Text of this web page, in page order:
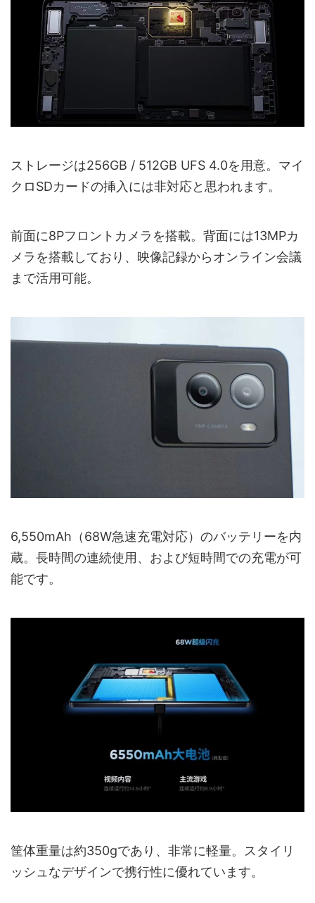
ストレージは256GB / 512GB UFS 4.0を用意。マイ
クロSDカードの挿入には非対応と思われます。
前面に8Pフロントカメラを搭載。背面には13MPカ
メラを搭載しており、映像記録からオンライン会議
まで活用可能。
6,550mAh（68W急速充電対応）のバッテリーを内
蔵。長時間の連続使用、および短時間での充電が可
能です。
筐体重量は約350gであり、非常に軽量。スタイリ
ッシュなデザインで携行性に優れています。